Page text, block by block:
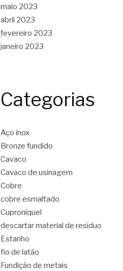
maio 2023
abril 2023
fevereiro 2023
janeiro 2023
Categorias
Aço inox
Bronze fundido
Cavaco
Cavaco de usinagem
Cobre
cobre esmaltado
Cuproníquel
descartar material de resíduo
Estanho
fio de latão
Fundição de metais